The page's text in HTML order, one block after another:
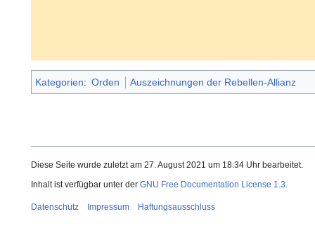
Kategorien: Orden Auszeichnungen der Rebellen-Allianz
Diese Seite wurde zuletzt am 27. August 2021 um 18:34 Uhr bearbeitet.
Inhalt ist verfügbar unter der GNU Free Documentation License 1.3
Datenschutz Impressum Haftungsausschluss